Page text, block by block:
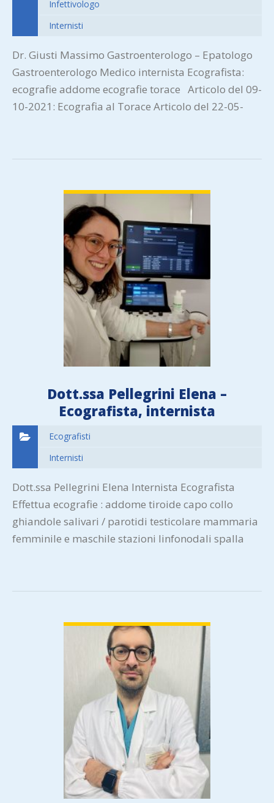
Infettivologo
Internisti
Dr. Giusti Massimo Gastroenterologo – Epatologo
Gastroenterologo Medico internista Ecografista:
ecografie addome ecografie torace Articolo del 09-
10-2021: Ecografia al Torace Articolo del 22-05-
Dott.ssa Pellegrini Elena –
Ecografista, internista
Ecografisti
Internisti
Dott.ssa Pellegrini Elena Internista Ecografista
Effettua ecografie : addome tiroide capo collo
ghiandole salivari / parotidi testicolare mammaria
femminile e maschile stazioni linfonodali spalla